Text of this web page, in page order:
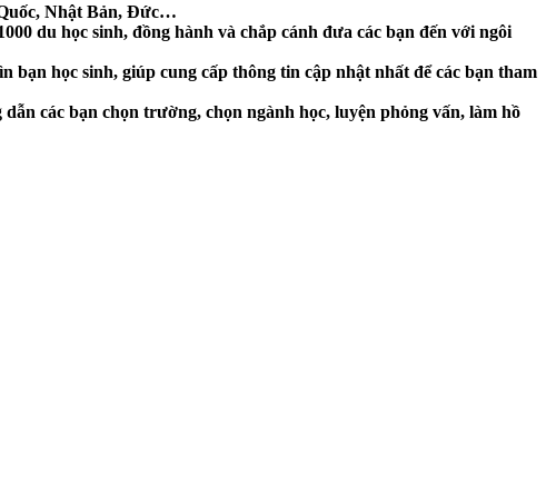
Nhật Bản, Đức…
du học sinh, đồng hành và chắp cánh đưa các bạn đến với ngôi
học sinh, giúp cung cấp thông tin cập nhật nhất để các bạn tham
các bạn chọn trường, chọn ngành học, luyện phỏng vấn, làm hồ